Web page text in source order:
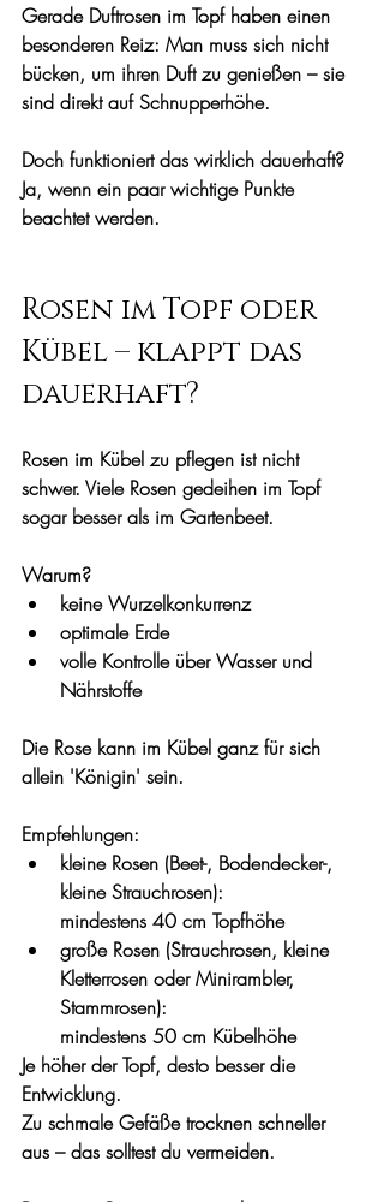
Gerade Duftrosen im Topf haben einen
besonderen Reiz: Man muss sich nicht
bücken, um ihren Duft zu genießen – sie
sind direkt auf Schnupperhöhe.
Doch funktioniert das wirklich dauerhaft?
Ja, wenn ein paar wichtige Punkte
beachtet werden.
Rosen im Topf oder
Kübel – klappt das
dauerhaft?
Rosen im Kübel zu pflegen ist nicht
schwer. Viele Rosen gedeihen im Topf
sogar besser als im Gartenbeet.
Warum?
keine Wurzelkonkurrenz
optimale Erde
volle Kontrolle über Wasser und
Nährstoffe
Die Rose kann im Kübel ganz für sich
allein 'Königin' sein.
Empfehlungen:
kleine Rosen (Beet-, Bodendecker-,
kleine Strauchrosen):
mindestens 40 cm Topfhöhe
große Rosen (Strauchrosen, kleine
Kletterrosen oder Minirambler,
Stammrosen):
mindestens 50 cm Kübelhöhe
Je höher der Topf, desto besser die
Entwicklung.
Zu schmale Gefäße trocknen schneller
aus – das solltest du vermeiden.